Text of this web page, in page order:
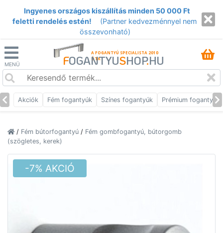
Ingyenes országos kiszállítás minden 50 000 Ft
feletti rendelés estén!
(Partner kedvezménnyel nem
összevonható)
MENÜ
A FOGANTYÚ SPECIALISTA 2010
ÓTA
FOGANTYUSHOP.HU
Akciók Fém fogantyúk Színes fogantyúk Prémium fogantyúk
/ Fém bútorfogantyú / Fém gombfogantyú, bútorgomb
(szögletes, kerek)
-7% AKCIÓ